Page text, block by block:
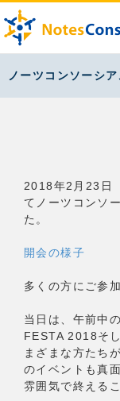
ノーツコンソーシ
2018年2月23日
てノーツコンソ
た。
開会の様子
多くの方にご参
当日は、午前中
FESTA 2018そ
まざまな方たち
のイベントも真
雰囲気で終える